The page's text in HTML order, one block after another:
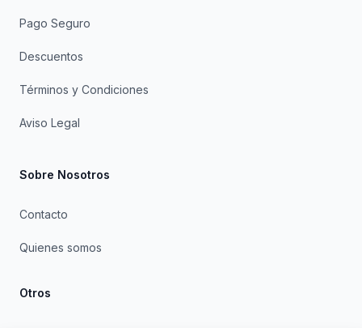
Pago Seguro
Descuentos
Términos y Condiciones
Aviso Legal
Sobre Nosotros
Contacto
Quienes somos
Otros